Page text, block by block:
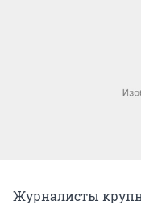
Журналисты